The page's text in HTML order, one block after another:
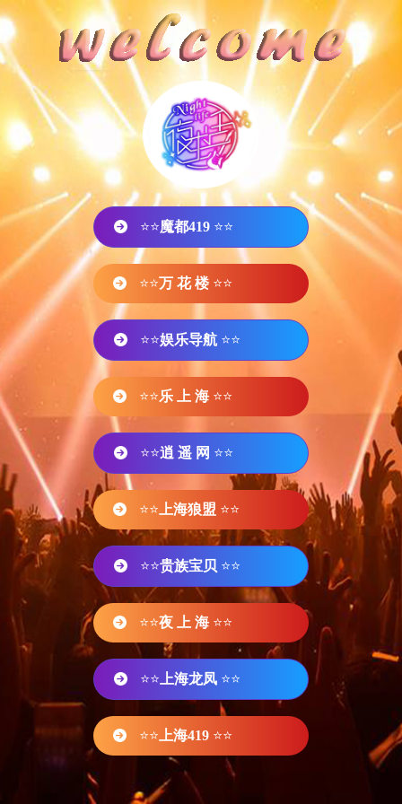
⭐⭐魔都419 ⭐⭐
⭐⭐万 花 楼 ⭐⭐
⭐⭐娱乐导航 ⭐⭐
⭐⭐乐 上 海 ⭐⭐
⭐⭐逍 遥 网 ⭐⭐
⭐⭐ 上海狼盟 ⭐⭐
⭐⭐贵族宝贝 ⭐⭐
⭐⭐夜 上 海 ⭐⭐
⭐⭐ 上海龙凤 ⭐⭐
⭐⭐ 上海419 ⭐⭐